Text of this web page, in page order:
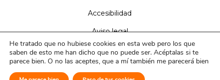
Accesibilidad
Aviso legal
Política de privacidad
Política de cookies
He tratado que no hubiese cookies en esta web pero los que
saben de esto me han dicho que no puede ser. Acéptalas si te
parece bien. O no las aceptes, que a mí también me parecerá bien